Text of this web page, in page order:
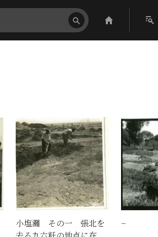
小塩灘 その一 張北を
−